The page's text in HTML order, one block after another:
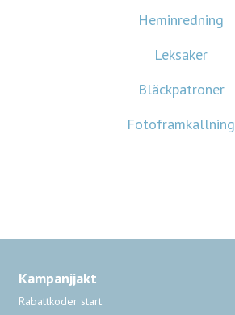
Heminredning
Leksaker
Bläckpatroner
Fotoframkallning
Kampanjjakt
Rabattkoder start